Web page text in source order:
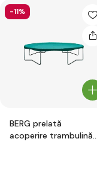
-11%
BERG prelată
acoperire trambulină